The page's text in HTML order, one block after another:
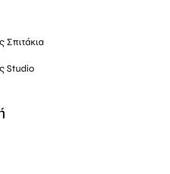
Σπιτάκια
Studio